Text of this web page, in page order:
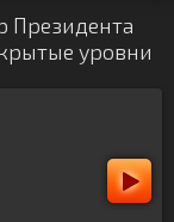
Президента
уровни